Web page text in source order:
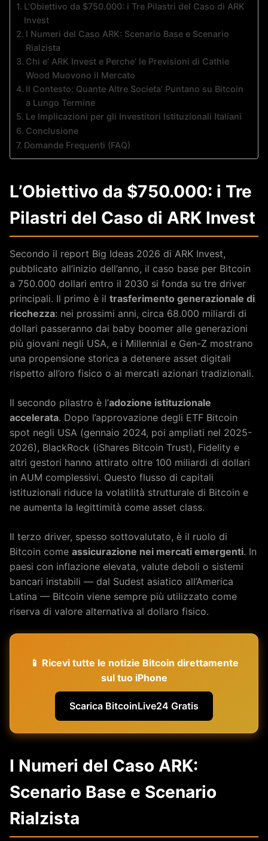
L’Obiettivo da $750.000: i Tre Pilastri del Caso di ARK
Invest
I Numeri del Caso ARK: Scenario Base e Scenario
Rialzista
Chi e’ ARK Invest e Perche’ le Previsioni di Cathie
Wood Muovono il Mercato
Il Contesto: Quante Altre Societa’ Puntano su Bitcoin
a Lungo Termine
Le Implicazioni per gli Investitori Istituzionali Italiani
Conclusione
Domande Frequenti (FAQ)
L’Obiettivo da $750.000: i Tre
Pilastri del Caso di ARK Invest
Secondo il report Big Ideas 2026 di ARK Invest,
pubblicato all’inizio dell’anno, il caso base per Bitcoin
a 750.000 dollari entro il 2030 si fonda su tre driver
principali. Il primo è il trasferimento generazionale di
ricchezza: nei prossimi anni, circa 68.000 miliardi di
dollari passeranno dai baby boomer alle generazioni
più giovani negli USA, e i Millennial e Gen-Z mostrano
una propensione storica a detenere asset digitali
rispetto all’oro fisico o ai mercati azionari tradizionali.
Il secondo pilastro è l’adozione istituzionale
accelerata. Dopo l’approvazione degli ETF Bitcoin
spot negli USA (gennaio 2024, poi ampliati nel 2025-
2026), BlackRock (iShares Bitcoin Trust), Fidelity e
altri gestori hanno attirato oltre 100 miliardi di dollari
in AUM complessivi. Questo flusso di capitali
istituzionali riduce la volatilità strutturale di Bitcoin e
ne aumenta la legittimità come asset class.
Il terzo driver, spesso sottovalutato, è il ruolo di
Bitcoin come assicurazione nei mercati emergenti. In
paesi con inflazione elevata, valute deboli o sistemi
bancari instabili — dal Sudest asiatico all’America
Latina — Bitcoin viene sempre più utilizzato come
riserva di valore alternativa al dollaro fisico.
📱 Ricevi tutte le notizie Bitcoin direttamente
sul tuo iPhone
Scarica BitcoinLive24 Gratis
I Numeri del Caso ARK:
Scenario Base e Scenario
Rialzista